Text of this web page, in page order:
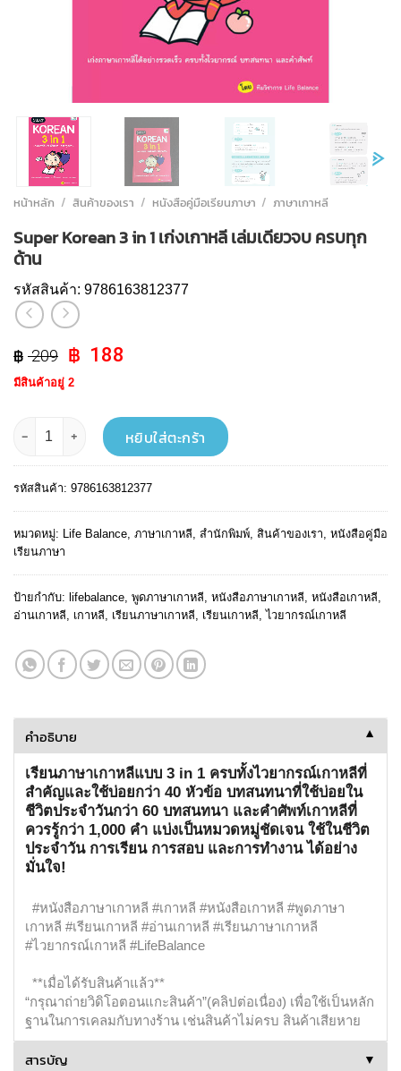
หน้าหลัก / สินค้าของเรา / หนังสือคู่มือเรียนภาษา / ภาษาเกาหลี
Super Korean 3 in 1 เก่งเกาหลี เล่มเดียวจบ ครบทุก
ด้าน
รหัสสินค้า: 9786163812377
209 Original
price
was:
฿ 209.
188
฿ 188.
มีสินค้าอยู่ 2
จำนวน Super Korean 3 in 1 เก่งเกาหลี เล่มเดียวจบ ครบทุกด้าน ชิ้น
หยิบใส่ตะกร้า
รหัสสินค้า: 9786163812377
หมวดหมู่: Life Balance ภาษาเกาหลี สำนักพิมพ์ สินค้าของเรา หนังสือคู่มือ
เรียนภาษา
ป้ายกำกับ: lifebalance พูดภาษาเกาหลี หนังสือภาษาเกาหลี หนังสือเกาหลี
อ่านเกาหลี
เกาหลี เรียนภาษาเกาหลี เรียนเกาหลี ,ไวยากรณ์เกาหลี
คำอธิบาย ▼
เรียนภาษาเกาหลีแบบ 3 in 1 ครบทั้งไวยากรณ์เกาหลีที่
สำคัญและใช้บ่อยกว่า 40 หัวข้อ บทสนทนาที่ใช้บ่อยใน
ชีวิตประจำวันกว่า 60 บทสนทนา และคำศัพท์เกาหลีที่
ควรรู้กว่า 1,000 คำ แบ่งเป็นหมวดหมู่ชัดเจน ใช้ในชีวิต
ประจำวัน การเรียน การสอบ และการทำงาน ได้อย่าง
มั่นใจ!
#หนังสือภาษาเกาหลี #เกาหลี #หนังสือเกาหลี #พูดภาษา
เกาหลี #เรียนเกาหลี #อ่านเกาหลี #เรียนภาษาเกาหลี
#ไวยากรณ์เกาหลี #LifeBalance
**เมื่อได้รับสินค้าแล้ว**
“กรุณาถ่ายวิดิโอตอนแกะสินค้า”(คลิปต่อเนื่อง) เพื่อใช้เป็นหลัก
ฐานในการเคลมกับทางร้าน เช่นสินค้าไม่ครบ สินค้าเสียหาย
สารบัญ ▼